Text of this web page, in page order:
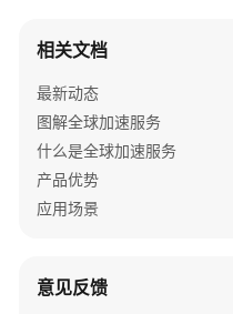
持
加
速
区
域
相关文档
最新动态
图解全球加速服务
什么是全球加速服务
产品优势
应用场景
意见反馈